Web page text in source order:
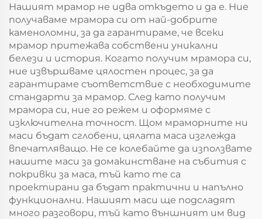
Нашият мрамор не идва откъдето и да е. Ние
получаваме мрамора си от най-добрите
каменоломни, за да гарантираме, че всеки
мрамор притежава собствени уникални
белези и история. Когато получим мрамора си,
ние извършваме цялостен процес, за да
гарантираме съответствие с необходимите
стандарти за мрамор. След като получим
мрамора си, ние го режем и оформяме с
изключителна точност. Щом мраморните ни
маси бъдат сглобени, цялата маса изглежда
впечатляващо. Не се колебайте да използвате
нашите маси за домакинстване на събития с
покривки за маса, тъй като те са
проектирани да бъдат практични и напълно
функционални. Нашият маси ще подсладят
много разговори, тъй като външният им вид